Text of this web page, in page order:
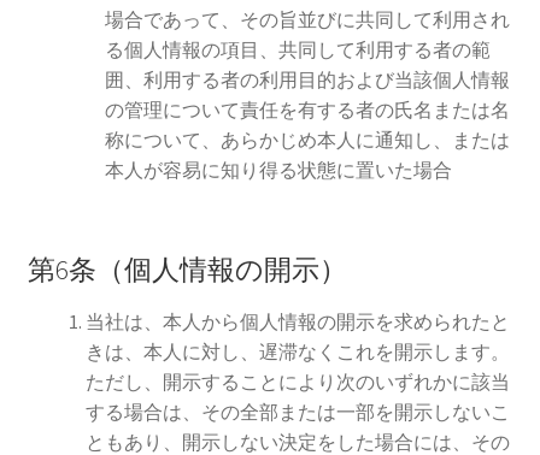
場合であって、その旨並びに共同して利用され
る個人情報の項目、共同して利用する者の範
囲、利用する者の利用目的および当該個人情報
の管理について責任を有する者の氏名または名
称について、あらかじめ本人に通知し、または
本人が容易に知り得る状態に置いた場合
第6条（個人情報の開示）
当社は、本人から個人情報の開示を求められたと
きは、本人に対し、遅滞なくこれを開示します。
ただし、開示することにより次のいずれかに該当
する場合は、その全部または一部を開示しないこ
ともあり、開示しない決定をした場合には、その